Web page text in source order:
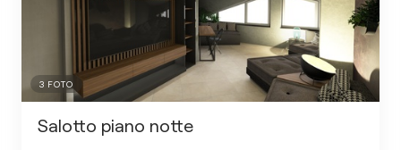
3 FOTO
Salotto piano notte